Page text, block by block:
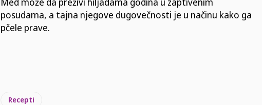
posudama, a tajna njegove dugovečnosti je u načinu kako ga
pčele prave.
Recepti